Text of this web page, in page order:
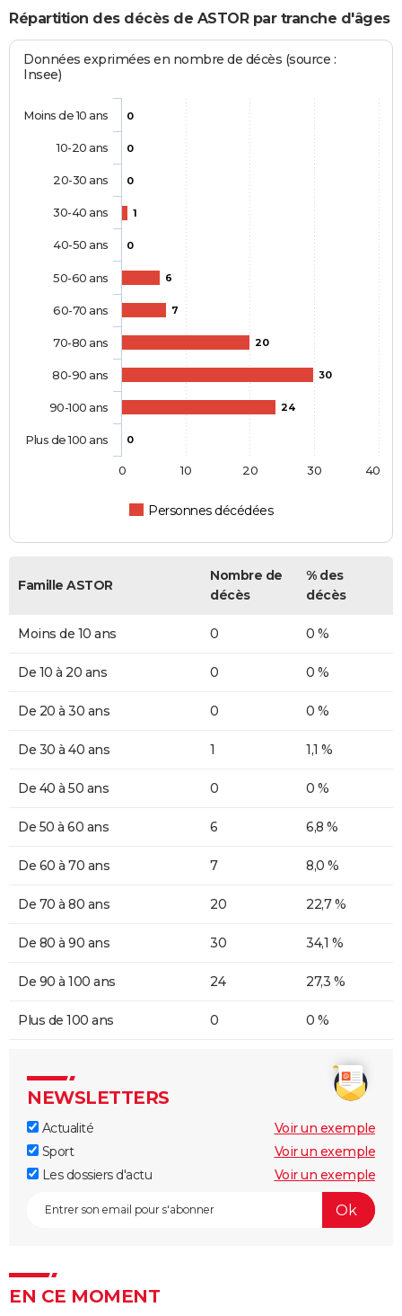
Répartition des décès de ASTOR par tranche d'âges
Données exprimées en nombre de décès (source :
Insee)
0
0
0
1
0
6
7
20
30
24
0
Personnes décédées
Moins de 10 ans
10-20 ans
20-30 ans
30-40 ans
40-50 ans
50-60 ans
60-70 ans
70-80 ans
80-90 ans
90-100 ans
Plus de 100 ans
0 10 20 30 40
Famille ASTOR
Nombre de
décès
% des
décès
Moins de 10 ans 0 0 %
De 10 à 20 ans 0 0 %
De 20 à 30 ans 0 0 %
De 30 à 40 ans 1 1,1 %
De 40 à 50 ans 0 0 %
De 50 à 60 ans 6 6,8 %
De 60 à 70 ans 7 8,0 %
De 70 à 80 ans 20 22,7 %
De 80 à 90 ans 30 34,1 %
De 90 à 100 ans 24 27,3 %
Plus de 100 ans 0 0 %
NEWSLETTERS
Actualité
Voir un exemple
Sport
Voir un exemple
Les dossiers d'actu
Voir un exemple
EN CE MOMENT